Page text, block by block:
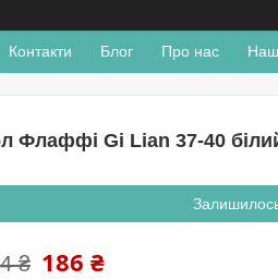
Контакти Блог Про нас
Флаффі Gi Lian 37-40
₴ 186 ₴